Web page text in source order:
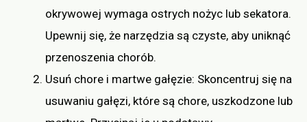
okrywowej wymaga ostrych nożyc lub sekatora.
Upewnij się, że narzędzia są czyste, aby uniknąć
przenoszenia chorób.
Usuń chore i martwe gałęzie: Skoncentruj się na
usuwaniu gałęzi, które są chore, uszkodzone lub